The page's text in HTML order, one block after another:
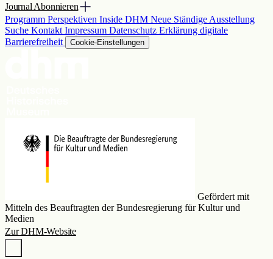
Journal Abonnieren
Programm Perspektiven Inside DHM Neue Ständige Ausstellung
Suche KontaktImpressum Datenschutz Erklärung digitale
Barrierefreiheit
Cookie-Einstellungen
Gefördert mit
Mitteln des Beauftragten der Bundesregierung für Kultur und
Medien
Zur DHM-Website